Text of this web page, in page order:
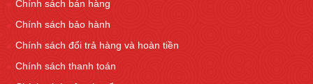
Chính sách bán hàng
Chính sách bảo hành
Chính sách đổi trả hàng và hoàn tiền
Chính sách thanh toán